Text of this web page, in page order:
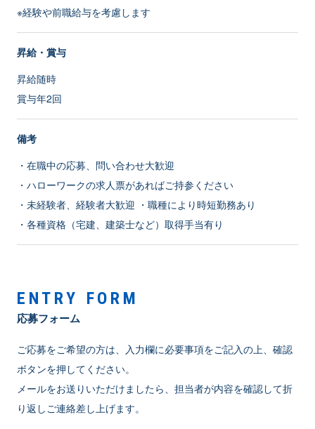
※経験や前職給与を考慮します
昇給・賞与
昇給随時
賞与年2回
備考
・在職中の応募、問い合わせ大歓迎
・ハローワークの求人票があればご持参ください
・未経験者、経験者大歓迎 ・職種により時短勤務あり
・各種資格（宅建、建築士など）取得手当有り
ENTRY FORM
応募フォーム
ご応募をご希望の方は、入力欄に必要事項をご記入の上、確認
ボタンを押してください。
メールをお送りいただけましたら、担当者が内容を確認して折
り返しご連絡差し上げます。